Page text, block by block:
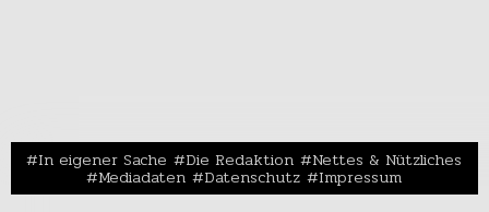
In eigener Sache Die Redaktion Nettes & Nützliches
Mediadaten Datenschutz Impressum